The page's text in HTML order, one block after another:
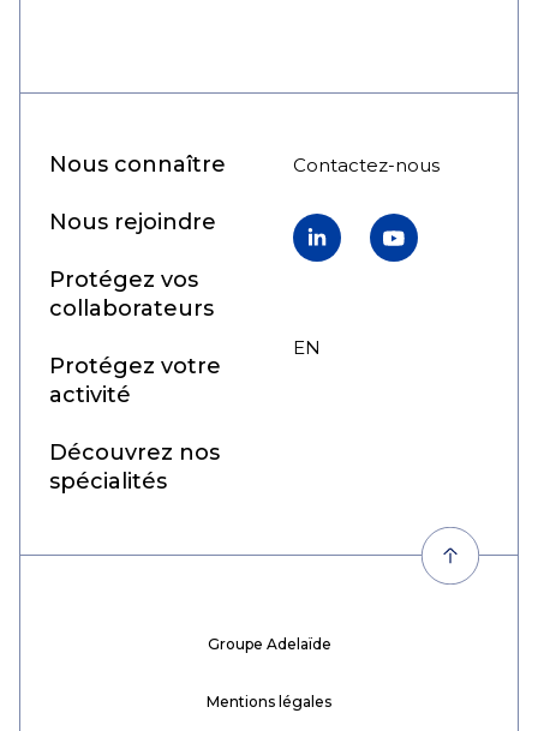
Nous connaître
Nous rejoindre
Protégez vos
collaborateurs
Protégez votre
activité
Découvrez nos
spécialités
Contactez-nous
LinkedInYouTube
FR
EN
Groupe Adelaïde
Mentions légales